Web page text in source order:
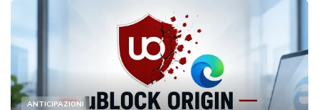
ANTICIPAZIONI